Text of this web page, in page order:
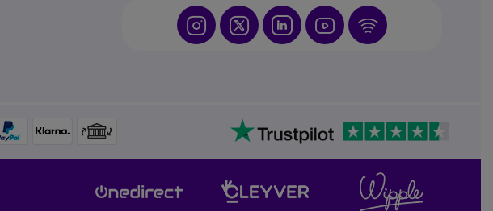
Icon IconIcon Icon Icon